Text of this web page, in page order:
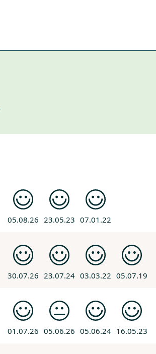
05.08.26 23.05.23 07.01.22
30.07.26 23.07.24 03.03.22 05.07.19
01.07.26 05.06.26 05.06.24 16.05.23